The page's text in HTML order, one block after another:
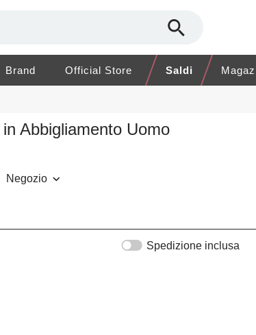
Brand Official Store Saldi
in Abbigliamento Uomo
Negozio
Spedizione inclusa